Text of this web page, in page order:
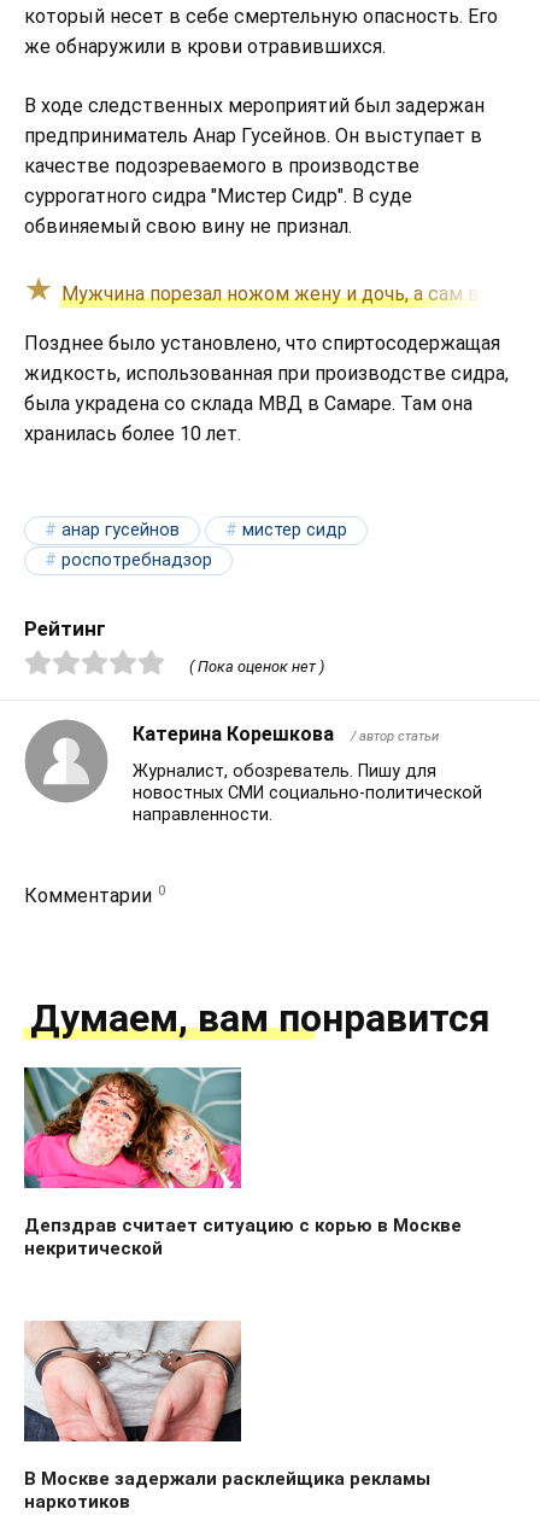
который несет в себе смертельную опасность. Его
же обнаружили в крови отравившихся.
В ходе следственных мероприятий был задержан
предприниматель Анар Гусейнов. Он выступает в
качестве подозреваемого в производстве
суррогатного сидра "Мистер Сидр". В суде
обвиняемый свою вину не признал.
Мужчина порезал ножом жену и дочь, а сам
Позднее было установлено, что спиртосодержащая
жидкость, использованная при производстве сидра,
была украдена со склада МВД в Самаре. Там она
хранилась более 10 лет.
анар гусейнов
мистер сидр
роспотребнадзор
Рейтинг
( Пока оценок нет )
Катерина Корешкова / автор статьи
Журналист, обозреватель. Пишу для
новостных СМИ социально-политической
направленности.
Комментарии 0
Думаем, вам понравится
Депздрав считает ситуацию с корью в Москве
некритической
В Москве задержали расклейщика рекламы
наркотиков